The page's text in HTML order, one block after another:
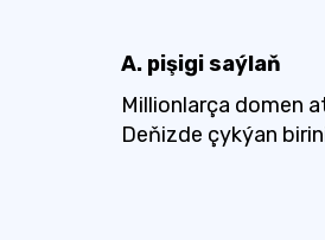
A. pişigi saýlaň
Millionlarça domen
Deňizde çykýan